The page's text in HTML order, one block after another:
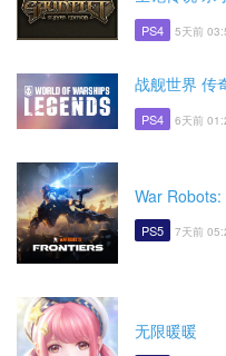
PS4 5天前
战舰世界 传
PS4 6天前
War
PS5 7天前
无限暖暖